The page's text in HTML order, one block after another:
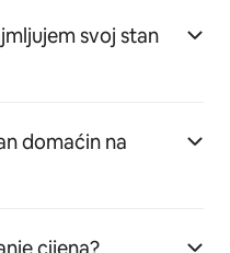
svoj stan
domaćin na